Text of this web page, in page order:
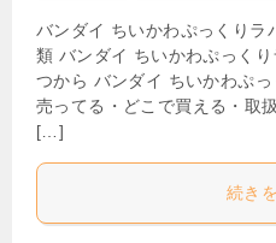
バンダイ ちいかわぷっくりラ
類 バンダイ ちいかわぷっく
つから バンダイ ちいかわぷ
売ってる・どこで買える・取
[…]
続き